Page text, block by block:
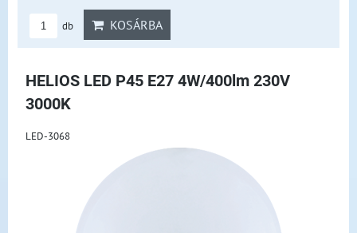
db KOSÁRBA
HELIOS LED P45 E27 4W/400lm 230V
3000K
LED-3068